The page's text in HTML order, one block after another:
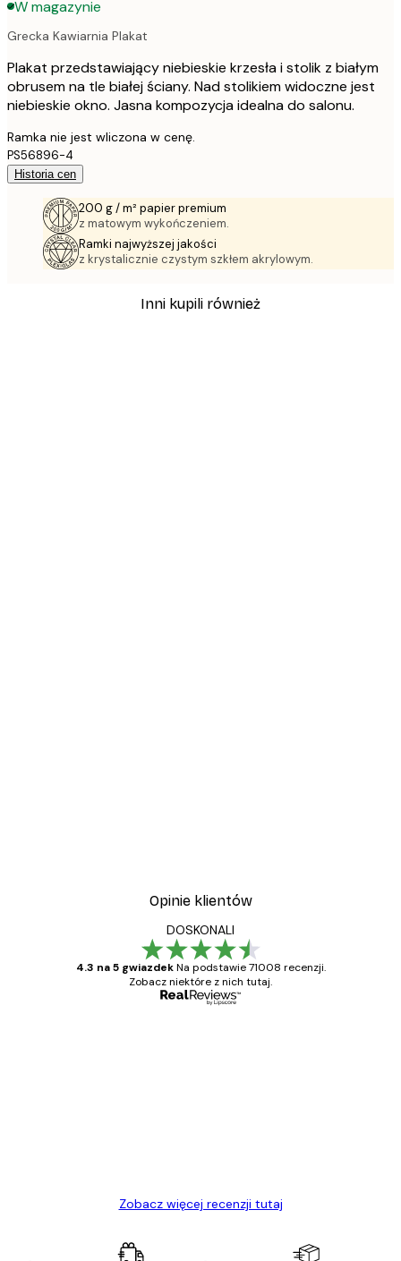
W magazynie
Grecka Kawiarnia Plakat
Plakat przedstawiający niebieskie krzesła i stolik z białym
obrusem na tle białej ściany. Nad stolikiem widoczne jest
niebieskie okno. Jasna kompozycja idealna do salonu.
Ramka nie jest wliczona w cenę.
PS56896-4
Historia cen
200 g / m² papier premium
z matowym wykończeniem.
Ramki najwyższej jakości
z krystalicznie czystym szkłem akrylowym.
Inni kupili również
Opinie klientów
DOSKONALI
4.3 na 5 gwiazdek Na podstawie 71008 recenzji.
Zobacz niektóre z nich tutaj.
Zobacz więcej recenzji tutaj